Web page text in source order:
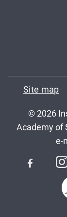
Site map
© 2026
Academy of
e-